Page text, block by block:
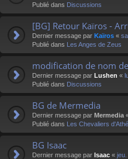
Publié dans Discussions
[BG] Retour Kaïros -
Dernier message par Kaïros «
Publié dans Les Anges de Zeus
modification de nom
Dernier message par Lushen «
Publié dans Discussions
BG de Mermedia
Dernier message par Mermedia
Publié dans Les Chevaliers
BG Isaac
Dernier message par Isaac «